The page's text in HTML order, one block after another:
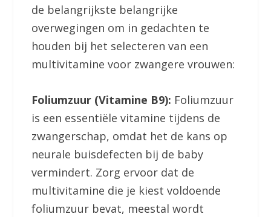
de belangrijkste belangrijke
overwegingen om in gedachten te
houden bij het selecteren van een
multivitamine voor zwangere vrouwen:
Foliumzuur (Vitamine B9): Foliumzuur
is een essentiële vitamine tijdens de
zwangerschap, omdat het de kans op
neurale buisdefecten bij de baby
vermindert. Zorg ervoor dat de
multivitamine die je kiest voldoende
foliumzuur bevat, meestal wordt